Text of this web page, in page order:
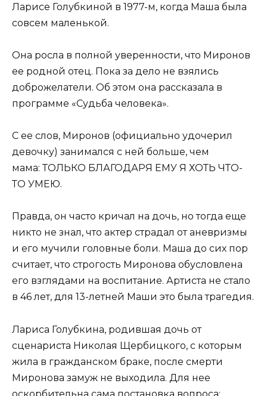
Ларисе Голубкиной в 1977-м, когда Маша была
совсем маленькой.
Она росла в полной уверенности, что Миронов
ее родной отец. Пока за дело не взялись
доброжелатели. Об этом она рассказала в
программе «Судьба человека».
С ее слов, Миронов (официально удочерил
девочку) занимался с ней больше, чем
мама: ТОЛЬКО БЛАГОДАРЯ ЕМУ Я ХОТЬ ЧТО-
ТО УМЕЮ.
Правда, он часто кричал на дочь, но тогда еще
никто не знал, что актер страдал от аневризмы
и его мучили головные боли. Маша до сих пор
считает, что строгость Миронова обусловлена
его взглядами на воспитание. Артиста не стало
в 46 лет, для 13-летней Маши это была трагедия.
Лариса Голубкина, родившая дочь от
сценариста Николая Щербицкого, с которым
жила в гражданском браке, после смерти
Миронова замуж не выходила. Для нее
оскорбительна сама постановка вопроса: